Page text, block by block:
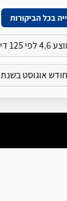
בכל הביקורות
דירוגים
אוגוסט בשנת 2026